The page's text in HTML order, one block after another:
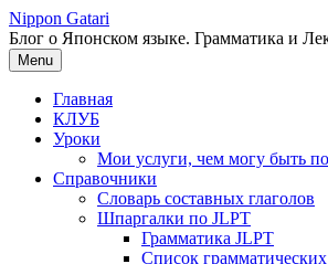
Перейти
к
содержимому
Nippon Gatari
Блог о Японском языке. Грамматика и
Menu
Главная
КЛУБ
Уроки
Мои услуги, чем могу быть
Справочники
Словарь составных глаголов
Шпаргалки по JLPT
Грамматика JLPT
Список